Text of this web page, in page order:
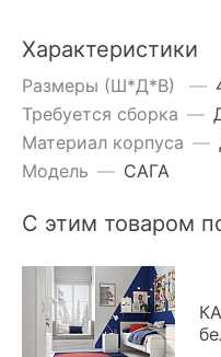
Характеристики
Размеры (Ш*Д*В) —
Требуется сборка —
Материал корпуса —
Модель — САГА
С этим товаром